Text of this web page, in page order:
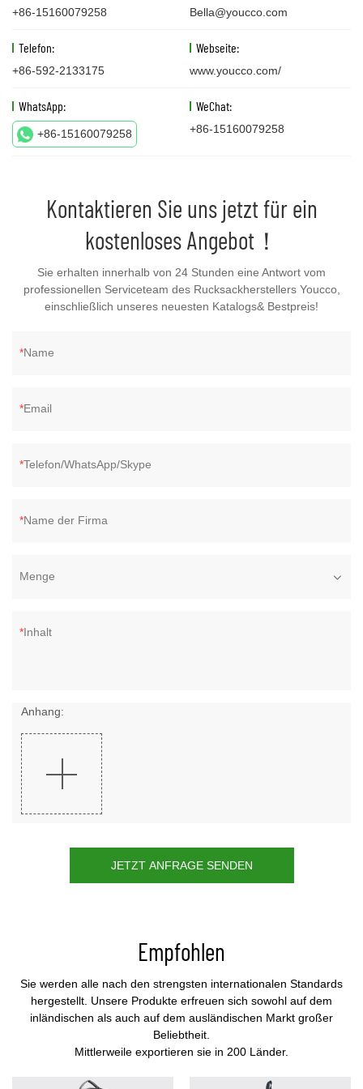
+86-15160079258 Bella@youcco.com
Telefon:
+86-592-2133175
Webseite:
www.youcco.com/
WhatsApp:
+86-15160079258
WeChat:
+86-15160079258
Kontaktieren Sie uns jetzt für ein
kostenloses Angebot！
Sie erhalten innerhalb von 24 Stunden eine Antwort vom
professionellen Serviceteam des Rucksackherstellers Youcco,
einschließlich unseres neuesten Katalogs& Bestpreis!
Name
Email
Telefon/WhatsApp/Skype
Name der Firma
Menge
Inhalt
Anhang:
JETZT ANFRAGE SENDEN
Empfohlen
Sie werden alle nach den strengsten internationalen Standards
hergestellt. Unsere Produkte erfreuen sich sowohl auf dem
inländischen als auch auf dem ausländischen Markt großer
Beliebtheit.
Mittlerweile exportieren sie in 200 Länder.